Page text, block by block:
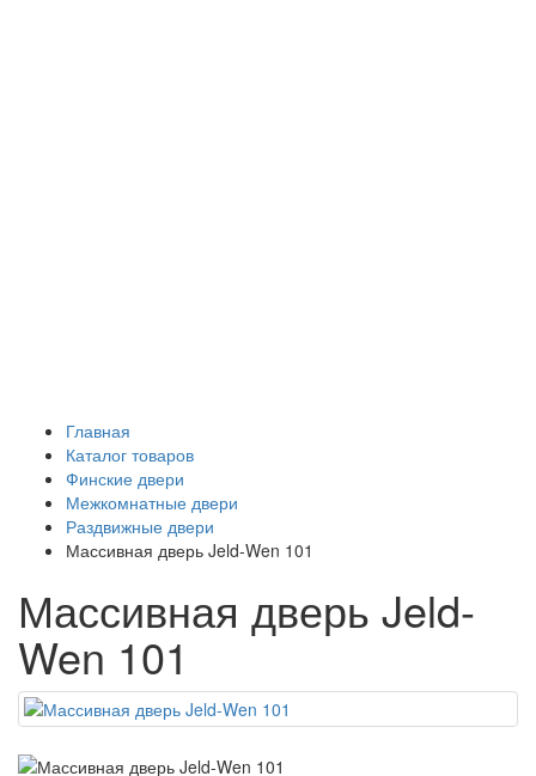
Главная
Каталог товаров
Финские двери
Межкомнатные двери
Раздвижные двери
Массивная дверь Jeld-Wen 101
Массивная дверь Jeld-
Wen 101